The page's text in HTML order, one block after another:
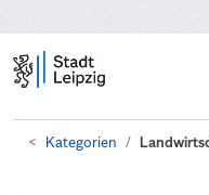
Kategorien